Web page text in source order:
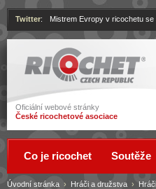
Ricochet
Oficiální webové stránky
České ricochetové asociace
Twitter: Mistrem Evropy v ricochetu
Úvodní stránka › Hráči a družstva › Hráči
Co je ricochet Soutěže